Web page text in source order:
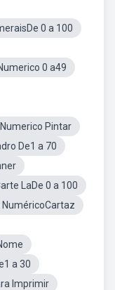
0 a 100
0 a49
Pintar
De1 a 70
LaDe 0 a 100
NuméricoCartaz
a 30
Imprimir